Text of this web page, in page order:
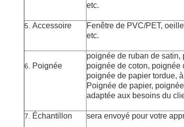
etc.
5. Accessoire Fenêtre de PVC/PET,
etc.
6. Poignée
poignée de ruban de
poignée de coton, poignée
poignée de papier tordue,
Poignée de papier,
adaptée aux besoins du
7. Échantillon sera envoyé pour votre